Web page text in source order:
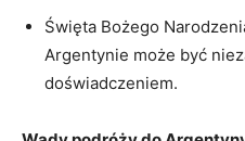
Święta Bożego
⁢Argentynie może⁢ być
doświadczeniem.